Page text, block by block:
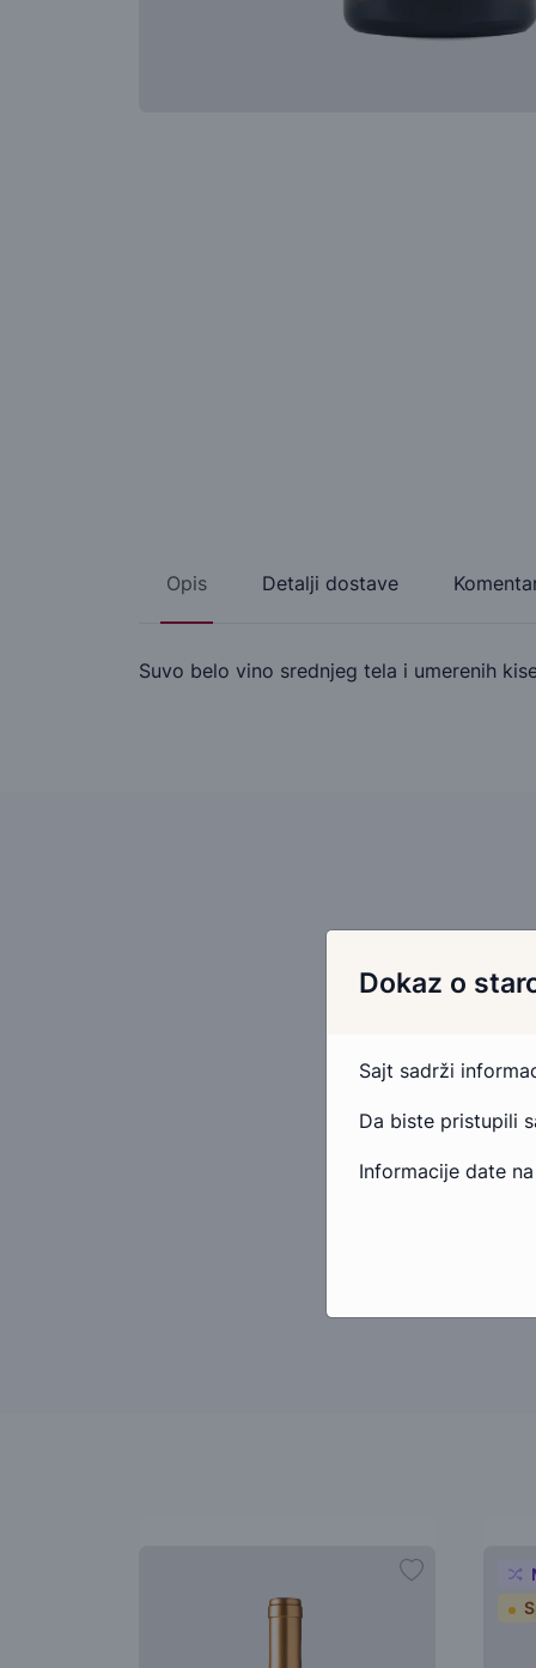
Opis Detalji dostave
Suvo belo vino srednjeg tela i umerenih
Dokaz o
Sajt sadrži
Da biste pristupili
Informacije date